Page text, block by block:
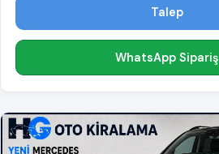
Talep
WhatsApp Sipariş